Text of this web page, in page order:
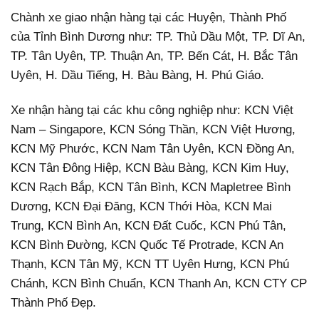
Chành xe giao nhận hàng tại các Huyện, Thành Phố
của Tỉnh Bình Dương như: TP. Thủ Dầu Một, TP. Dĩ An,
TP. Tân Uyên, TP. Thuận An, TP. Bến Cát, H. Bắc Tân
Uyên, H. Dầu Tiếng, H. Bàu Bàng, H. Phú Giáo.
Xe nhận hàng tại các khu công nghiệp như: KCN Việt
Nam – Singapore, KCN Sóng Thần, KCN Việt Hương,
KCN Mỹ Phước, KCN Nam Tân Uyên, KCN Đồng An,
KCN Tân Đông Hiệp, KCN Bàu Bàng, KCN Kim Huy,
KCN Rạch Bắp, KCN Tân Bình, KCN Mapletree Bình
Dương, KCN Đại Đăng, KCN Thới Hòa, KCN Mai
Trung, KCN Bình An, KCN Đất Cuốc, KCN Phú Tân,
KCN Bình Đường, KCN Quốc Tế Protrade, KCN An
Thạnh, KCN Tân Mỹ, KCN TT Uyên Hưng, KCN Phú
Chánh, KCN Bình Chuẩn, KCN Thanh An, KCN CTY CP
Thành Phố Đẹp.